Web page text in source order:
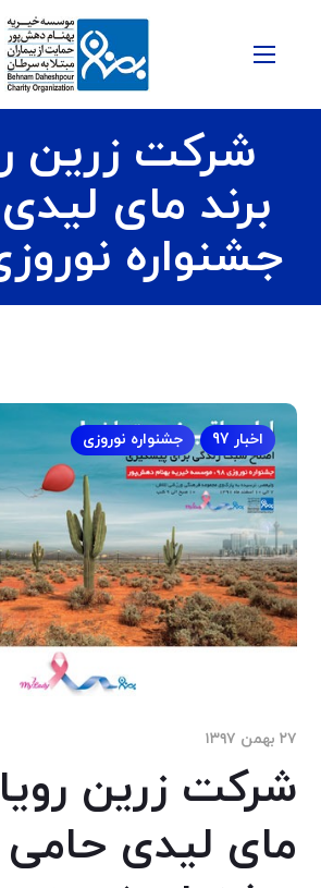
شرکت زرین
برند مای
جشنواره نوروزی
اخبار 97 جشنواره نوروزی
۲۷ بهمن ۱۳۹۷
شرکت زرین رویا
مای لیدی حامی